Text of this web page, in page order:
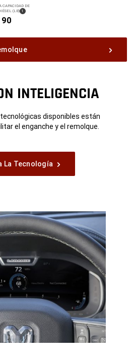
CAPACIDAD DE
(LB) (
DISCLOSURE
1 )
INTELIGENCIA
disponibles están
el enganche y el remolque.
La Tecnología